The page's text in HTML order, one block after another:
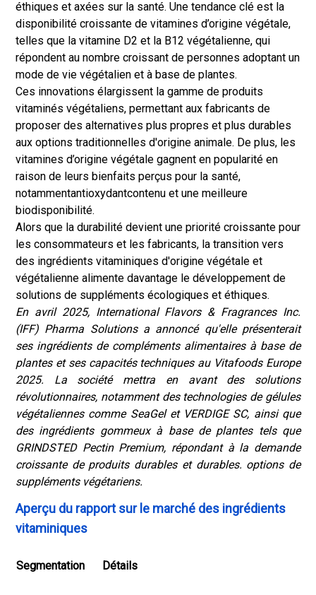
éthiques et axées sur la santé. Une tendance clé est la
disponibilité croissante de vitamines d’origine végétale,
telles que la vitamine D2 et la B12 végétalienne, qui
répondent au nombre croissant de personnes adoptant un
mode de vie végétalien et à base de plantes.
Ces innovations élargissent la gamme de produits
vitaminés végétaliens, permettant aux fabricants de
proposer des alternatives plus propres et plus durables
aux options traditionnelles d'origine animale. De plus, les
vitamines d’origine végétale gagnent en popularité en
raison de leurs bienfaits perçus pour la santé,
notammentantioxydantcontenu et une meilleure
biodisponibilité.
Alors que la durabilité devient une priorité croissante pour
les consommateurs et les fabricants, la transition vers
des ingrédients vitaminiques d'origine végétale et
végétalienne alimente davantage le développement de
solutions de suppléments écologiques et éthiques.
En avril 2025, International Flavors & Fragrances Inc.
(IFF) Pharma Solutions a annoncé qu'elle présenterait
ses ingrédients de compléments alimentaires à base de
plantes et ses capacités techniques au Vitafoods Europe
2025. La société mettra en avant des solutions
révolutionnaires, notamment des technologies de gélules
végétaliennes comme SeaGel et VERDIGE SC, ainsi que
des ingrédients gommeux à base de plantes tels que
GRINDSTED Pectin Premium, répondant à la demande
croissante de produits durables et durables. options de
suppléments végétariens.
Aperçu du rapport sur le marché des ingrédients
vitaminiques
Segmentation Détails